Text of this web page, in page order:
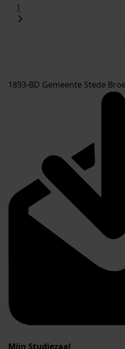
1
1893-BD Gemeente Stede
Mijn Studiezaal